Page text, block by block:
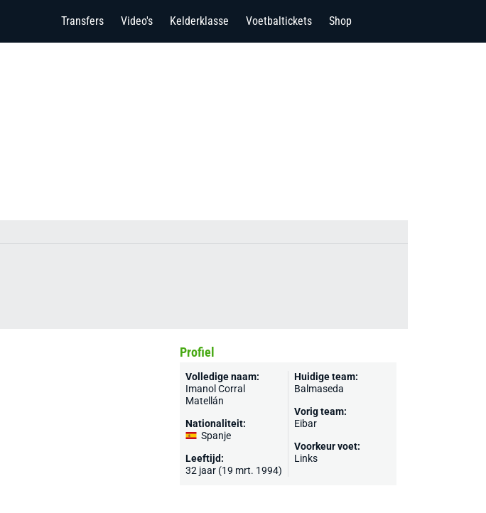
Transfers Video's Kelderklasse Voetbaltickets Shop
Profiel
Volledige naam:
Imanol Corral
Matellán
Nationaliteit:
Spanje
Leeftijd:
32 jaar (19 mrt. 1994)
Huidige team:
Balmaseda
Vorig team:
Eibar
Voorkeur voet:
Links